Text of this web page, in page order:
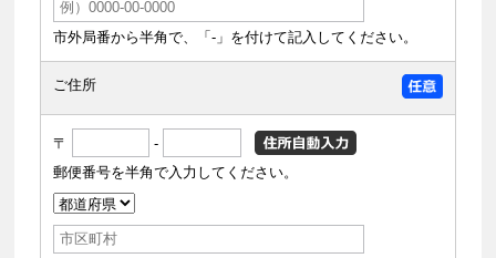
市外局番から半角で、「-」を付けて記入してください。
ご住所
〒
-
郵便番号を半角で入力してください。